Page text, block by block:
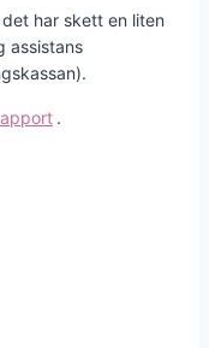
har skett en liten
assistans
.